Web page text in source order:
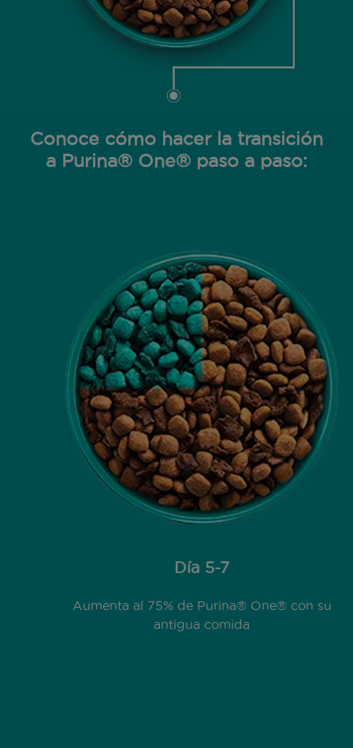
Conoce cómo hacer la transición
a Purina® One® paso a paso:
Día 5-7
Aumenta al 75% de Purina® One® con su
antigua comida